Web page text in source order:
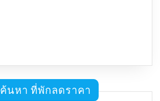
ค้นหา ที่พักลดราคา